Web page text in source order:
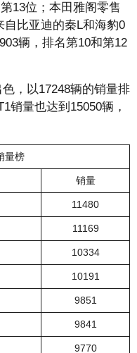
13位；本田雅阁零售
自比亚迪的秦L和海豹0
辆，排名第10和第12
，以17248辆的销量排
销量也达到15050辆，
量榜
销量
11480
11169
10334
10191
9851
9841
9770